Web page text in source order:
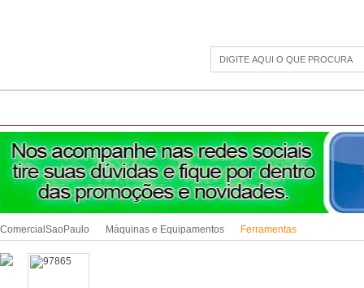
ComercialSaoPaulo Máquinas e Equipamentos Ferramentas